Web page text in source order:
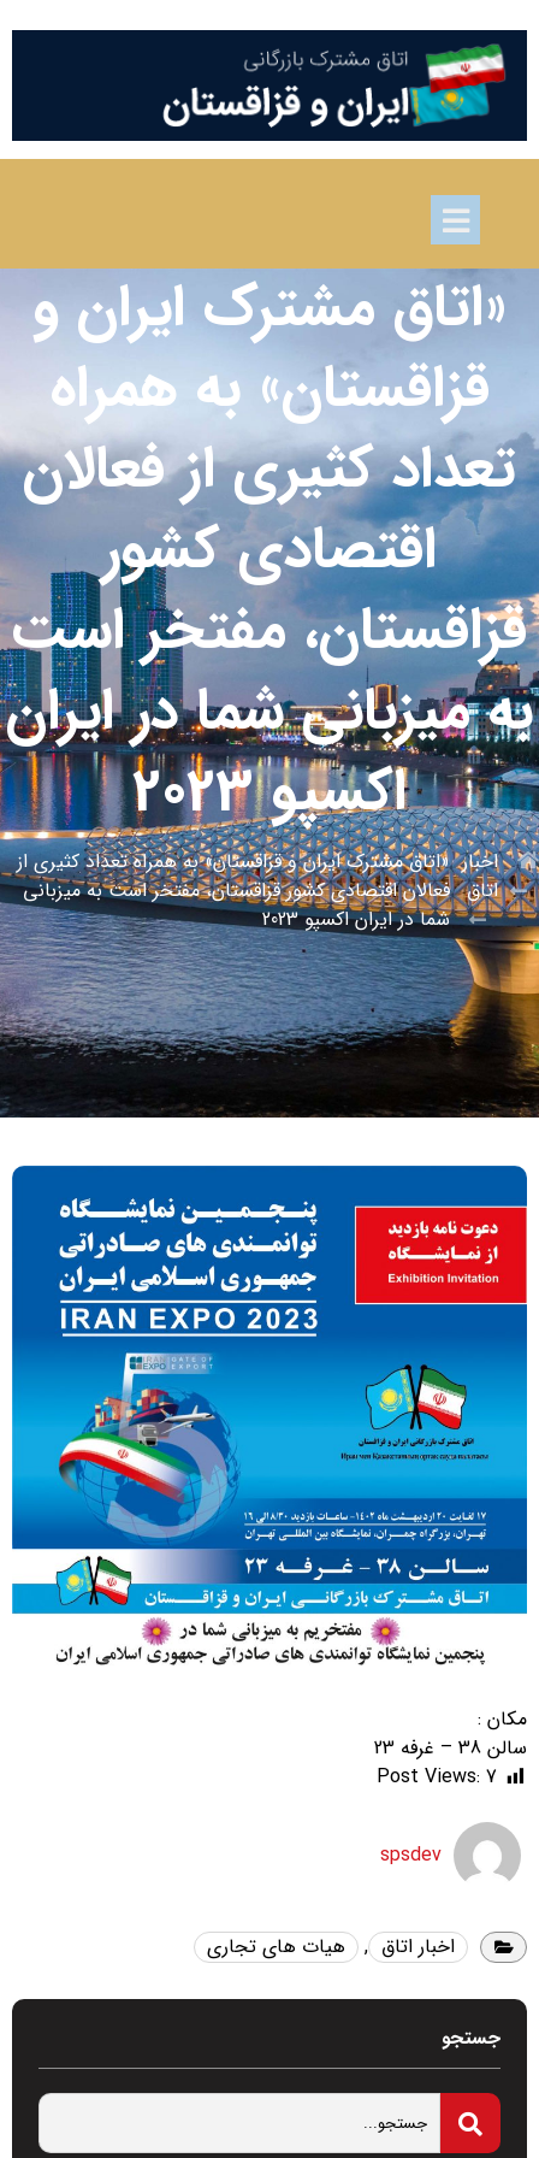
«اتاق مشترک ایران و
قزاقستان» به همراه
تعداد کثیری از فعالان
اقتصادی کشور
قزاقستان، مفتخر است
به میزبانی شما در ایران
اکسپو 2023
اخبار
اتاق
«اتاق مشترک ایران و قزاقستان» به همراه تعداد کثیری از
فعالان اقتصادی کشور قزاقستان، مفتخر است به میزبانی
شما در ایران اکسپو 2023
مکان :
سالن 38 – غرفه 23
Post Views: 7
spsdev
اخبار اتاق , هیات های تجاری
جستجو